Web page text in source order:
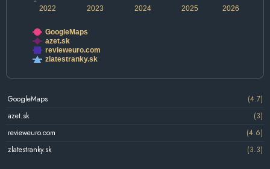
2022 2024 2026
2023 2025
GoogleMaps
azet.sk
revieweuro.com
zlatestranky.sk
GoogleMaps
(4.7)
azet.sk
(3)
revieweuro.com
(4.6)
zlatestranky.sk
(3.3)